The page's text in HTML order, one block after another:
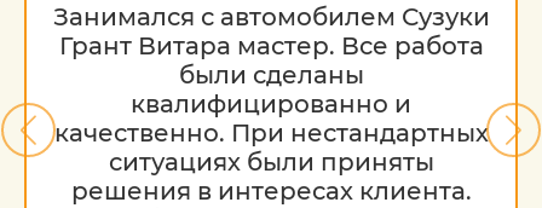
Занимался с автомобилем Сузуки
Грант Витара мастер. Все работа
были сделаны
квалифицированно и
качественно. При нестандартных
ситуациях были приняты
решения в интересах клиента.